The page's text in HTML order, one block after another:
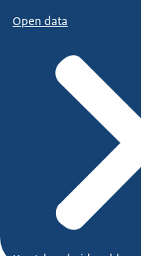
Open data